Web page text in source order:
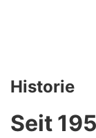
Historie
Seit